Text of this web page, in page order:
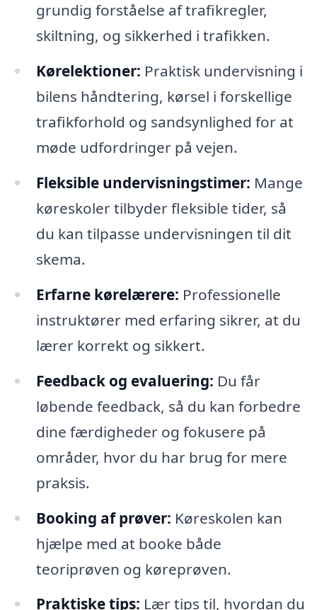
grundig forståelse af trafikregler,
skiltning, og sikkerhed i trafikken.
Kørelektioner: Praktisk undervisning i
bilens håndtering, kørsel i forskellige
trafikforhold og sandsynlighed for at
møde udfordringer på vejen.
Fleksible undervisningstimer: Mange
køreskoler tilbyder fleksible tider, så
du kan tilpasse undervisningen til dit
skema.
Erfarne kørelærere: Professionelle
instruktører med erfaring sikrer, at du
lærer korrekt og sikkert.
Feedback og evaluering: Du får
løbende feedback, så du kan forbedre
dine færdigheder og fokusere på
områder, hvor du har brug for mere
praksis.
Booking af prøver: Køreskolen kan
hjælpe med at booke både
teoriprøven og køreprøven.
Praktiske tips: Lær tips til, hvordan du